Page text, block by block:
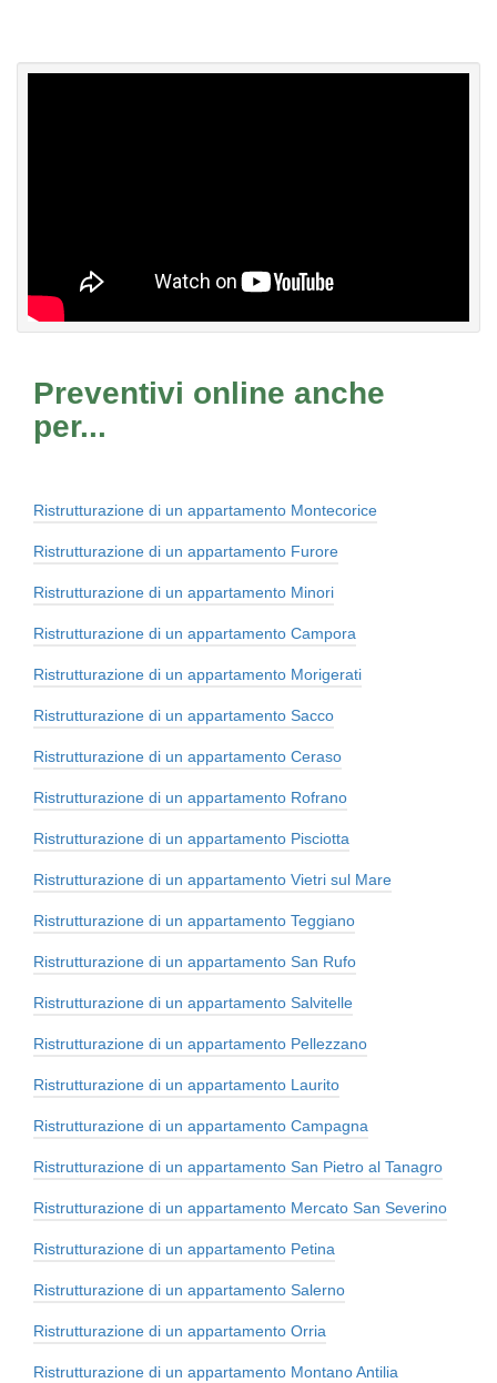
Preventivi online anche
per...
Ristrutturazione di un appartamento Montecorice
Ristrutturazione di un appartamento Furore
Ristrutturazione di un appartamento Minori
Ristrutturazione di un appartamento Campora
Ristrutturazione di un appartamento Morigerati
Ristrutturazione di un appartamento Sacco
Ristrutturazione di un appartamento Ceraso
Ristrutturazione di un appartamento Rofrano
Ristrutturazione di un appartamento Pisciotta
Ristrutturazione di un appartamento Vietri sul Mare
Ristrutturazione di un appartamento Teggiano
Ristrutturazione di un appartamento San Rufo
Ristrutturazione di un appartamento Salvitelle
Ristrutturazione di un appartamento Pellezzano
Ristrutturazione di un appartamento Laurito
Ristrutturazione di un appartamento Campagna
Ristrutturazione di un appartamento San Pietro al Tanagro
Ristrutturazione di un appartamento Mercato San Severino
Ristrutturazione di un appartamento Petina
Ristrutturazione di un appartamento Salerno
Ristrutturazione di un appartamento Orria
Ristrutturazione di un appartamento Montano Antilia